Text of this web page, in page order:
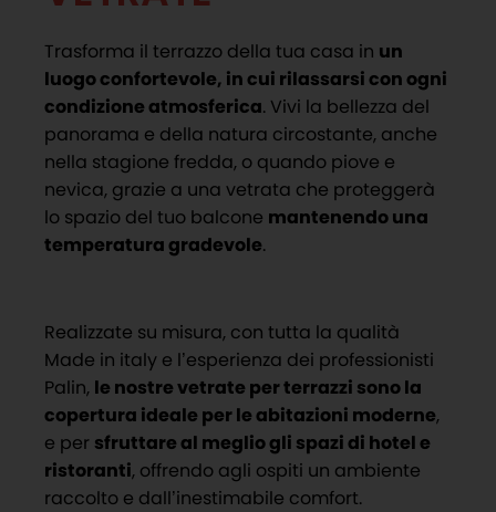
Trasforma il terrazzo della tua casa in un
luogo confortevole, in cui rilassarsi con ogni
condizione atmosferica. Vivi la bellezza del
panorama e della natura circostante, anche
nella stagione fredda, o quando piove e
nevica, grazie a una vetrata che proteggerà
lo spazio del tuo balcone mantenendo una
temperatura gradevole.
Realizzate su misura, con tutta la qualità
Made in italy e l’esperienza dei professionisti
Palin, le nostre vetrate per terrazzi sono la
copertura ideale per le abitazioni moderne,
e per sfruttare al meglio gli spazi di hotel e
ristoranti, offrendo agli ospiti un ambiente
raccolto e dall’inestimabile comfort.